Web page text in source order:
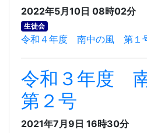
2022年5月10日 08時02分
生徒会
令和４年度 南中の風 第１
令和３年度
第２号
2021年7月9日 16時30分